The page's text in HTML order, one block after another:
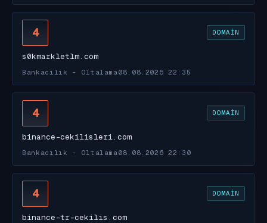
4 DOMAIN
s0kmarkletlm.com
Bankacılık - Oltalama 08.08.2026 22:35
4 DOMAIN
binance-cekilisleri.com
Bankacılık - Oltalama 08.08.2026 22:30
4 DOMAIN
binance-tr-cekilis.com